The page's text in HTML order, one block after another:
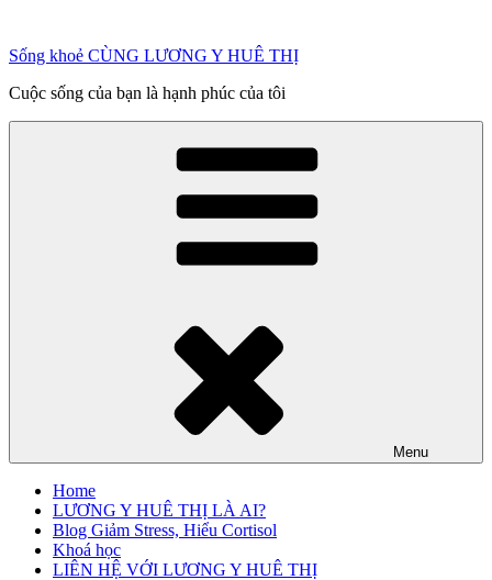
phần
dung
Sống khoẻ CÙNG LƯƠNG Y HUÊ THỊ
Cuộc sống của bạn là hạnh phúc của tôi
Menu
Home
LƯƠNG Y HUÊ THỊ LÀ AI?
Blog Giảm Stress, Hiểu Cortisol
Khoá học
LIÊN HỆ VỚI LƯƠNG Y HUÊ THỊ